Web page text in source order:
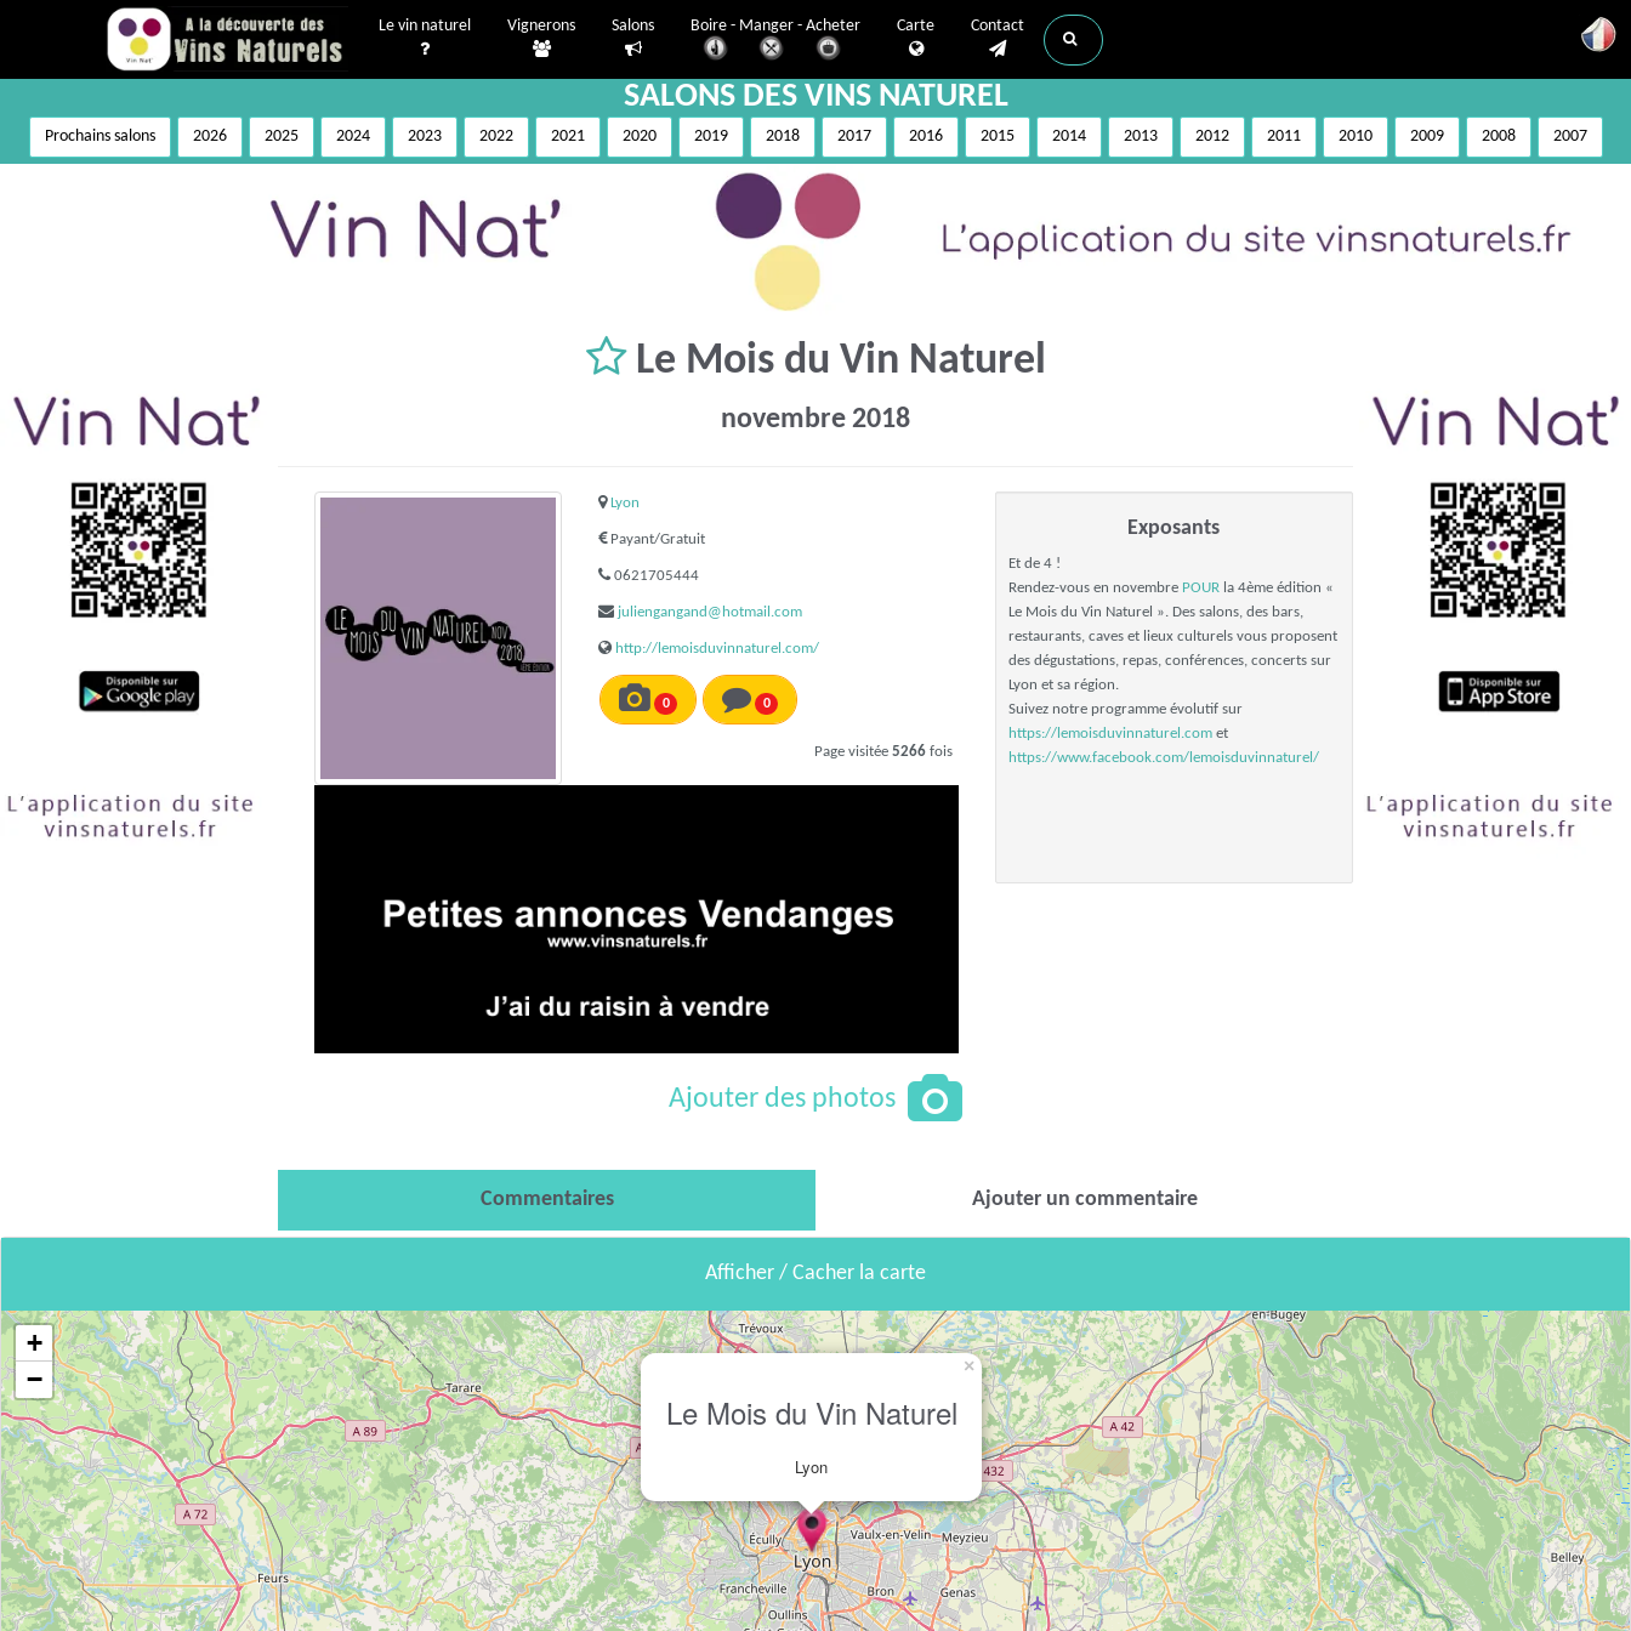
Le vin naturel Vignerons Salons Boire - Manger - Acheter Carte Contact
SALONS DES VINS NATUREL
Prochains salons 2026 2025 2024 2023 2022 2021 2020 2019 2018 2017 2016 2015 2014 2013 2012 2011 2010 2009 2008 2007
Le Mois du Vin Naturel
novembre 2018
Lyon
Payant/Gratuit
0621705444
juliengangand@hotmail.com
http://lemoisduvinnaturel.com/
0 0
Page visitée 5266fois
Exposants
Et de 4 !
Rendez-vous en novembre POURla 4ème édition «
Le Mois du Vin Naturel ». Des salons, des bars,
restaurants, caves et lieux culturels vous proposent
des dégustations, repas, conférences, concerts sur
Lyon et sa région.
Suivez notre programme évolutif sur
https://lemoisduvinnaturel.comet
https://www.facebook.com/lemoisduvinnaturel/
Ajouter des photos
Commentaires Ajouter un commentaire
Afficher / Cacher la carte
Le Mois du Vin Naturel
Lyon
×
+
−